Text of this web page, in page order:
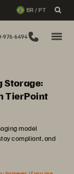
BR / PT
976-6494
Storage:
TierPoint
model
compliant, and